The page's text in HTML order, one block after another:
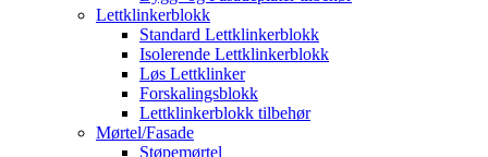
Lettklinkerblokk
Standard Lettklinkerblokk
Isolerende Lettklinkerblokk
Løs Lettklinker
Forskalingsblokk
Lettklinkerblokk tilbehør
Mørtel/Fasade
Støpemørtel